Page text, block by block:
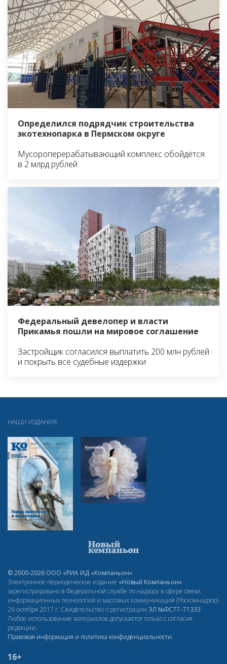
Определился подрядчик строительства
экотехнопарка в Пермском округе
Мусороперерабатывающий комплекс обойдётся
в 2 млрд рублей
Федеральный девелопер и власти
Прикамья пошли на мировое соглашение
Застройщик согласился выплатить 200 млн рублей
и покрыть все судебные издержки
НАШИ ИЗДАНИЯ
© 2000-2026 ООО «РИА ИД «Компаньон»
Электронное периодическое издание «Новый Компаньон»
зарегистрировано в Федеральной службе по надзору в сфере связи,
информационных технологий и массовых коммуникаций (Роскомнадзор)
26 октября 2017 г. Свидетельство о регистрации ЭЛ №ФС77–71333
Любое использование материалов допускается только с согласия
редакции.
Правовая информация и политика конфиденциальности.
16+